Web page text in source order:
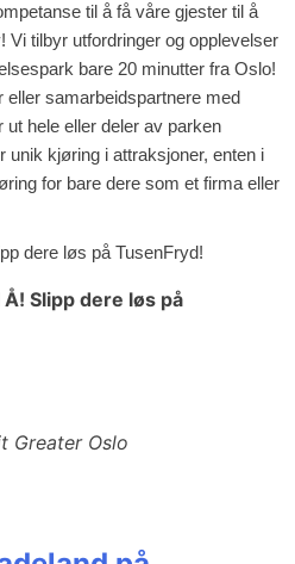
til å få våre gjester til å
Vi tilbyr utfordringer og opplevelser
bare 20 minutter fra Oslo!
eller samarbeidspartnere med
ut hele eller deler av parken
unik kjøring i attraksjoner, enten i
for bare dere som et firma eller
dere løs på TusenFryd!
Slipp dere løs på
Greater Oslo